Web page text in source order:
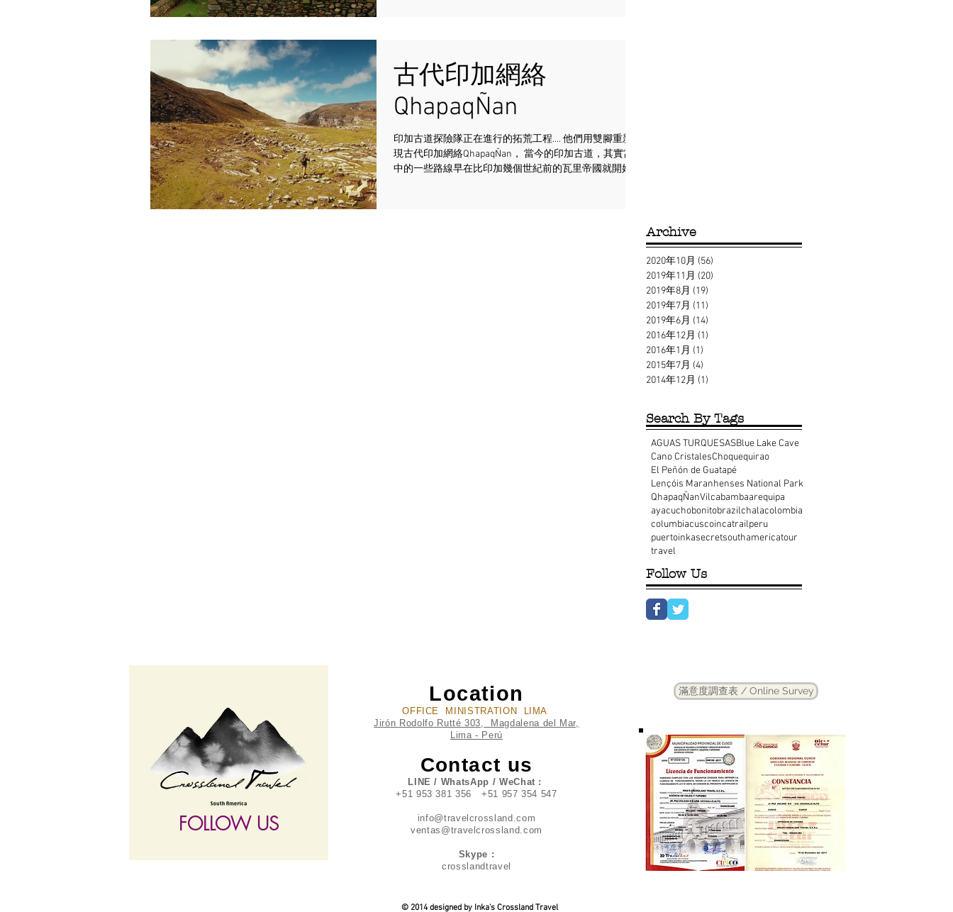
古代印加網絡
QhapaqÑan
印加古道探險隊正在進行的拓荒工程.... 他們用雙腳重新發
現古代印加網絡QhapaqÑan， 當今的印加古道，其實當
中的一些路線早在比印加幾個世紀前的瓦里帝國就開始建
Archive
2020年10月 (56)
2019年11月 (20)
2019年8月 (19)
2019年7月 (11)
2019年6月 (14)
2016年12月 (1)
2016年1月 (1)
2015年7月 (4)
2014年12月 (1)
Search By Tags
AGUAS TURQUESASBlue Lake Cave
Cano CristalesChoquequirao
El Peñón de Guatapé
Lençóis Maranhenses National Park
QhapaqÑanVilcabambaarequipa
ayacuchobonitobrazilchalacolombia
columbiacuscoincatrailperu
puertoinkasecretsouthamericatour
travel
Follow Us
FOLLOW US
Location
OFFICE MINISTRATION LIMA
Jirón Rodolfo Rutté 303, Magdalena del Mar,
Lima - Perú
Contact us
LINE / WhatsApp / WeChat :
+51 953 381 356 +51 957 354 547
info@travelcrossland.com
ventas@travelcrossland.com
Skype :
crosslandtravel
滿意度調查表 / Online Survey
© 2014 designed by Inka's Crossland Travel